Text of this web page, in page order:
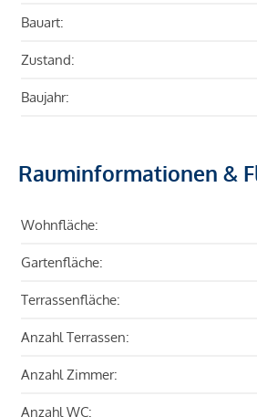
Bauart:
Zustand:
Baujahr:
Rauminformationen &
Wohnfläche:
Gartenfläche:
Terrassenfläche:
Anzahl Terrassen:
Anzahl Zimmer:
Anzahl WC: